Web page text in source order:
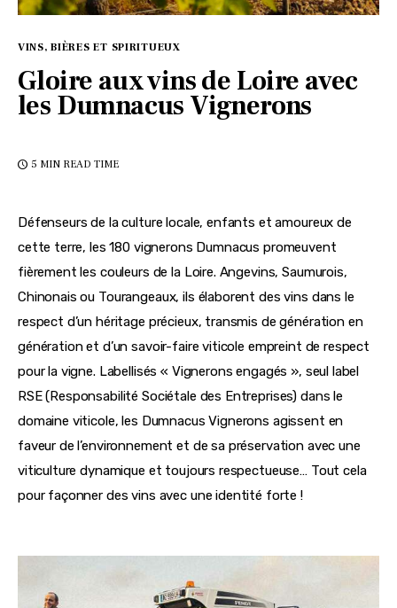
VINS, BIÈRES ET SPIRITUEUX
Gloire aux vins de Loire avec
les Dumnacus Vignerons
5 MIN READ TIME
Défenseurs de la culture locale, enfants et amoureux de
cette terre, les 180 vignerons Dumnacus promeuvent
fièrement les couleurs de la Loire. Angevins, Saumurois,
Chinonais ou Tourangeaux, ils élaborent des vins dans le
respect d’un héritage précieux, transmis de génération en
génération et d’un savoir-faire viticole empreint de respect
pour la vigne. Labellisés « Vignerons engagés », seul label
RSE (Responsabilité Sociétale des Entreprises) dans le
domaine viticole, les Dumnacus Vignerons agissent en
faveur de l’environnement et de sa préservation avec une
viticulture dynamique et toujours respectueuse… Tout cela
pour façonner des vins avec une identité forte !